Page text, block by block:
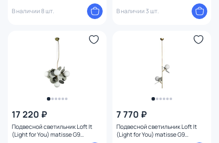
В наличии 8 шт.
В наличии 3 шт.
17 220 ₽
Подвесной светильник Loft It
(Light for You) matisse G9
7 770 ₽
Подвесной светильник Loft It
(Light for You) matisse G9